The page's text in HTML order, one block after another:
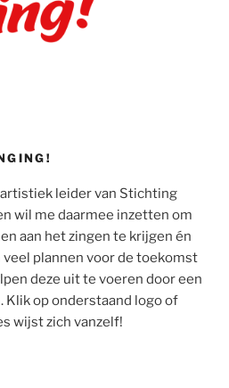
leider van Stichting
wil me daarmee inzetten om
aan het zingen te krijgen én
plannen voor de toekomst
deze uit te voeren door een
Klik op onderstaand logo of
wijst zich vanzelf!